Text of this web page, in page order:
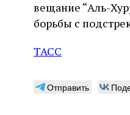
вещание “Аль-
борьбы с
ТАСС
Отправить